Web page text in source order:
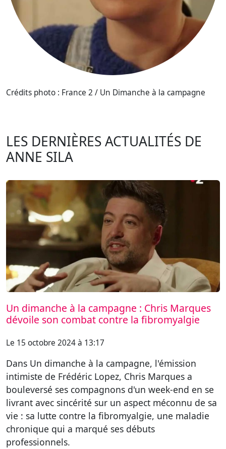
Crédits photo : France 2 / Un Dimanche à la campagne
LES DERNIÈRES ACTUALITÉS DE
ANNE SILA
Un dimanche à la campagne : Chris Marques
dévoile son combat contre la fibromyalgie
Le 15 octobre 2024 à 13:17
Dans Un dimanche à la campagne, l'émission
intimiste de Frédéric Lopez, Chris Marques a
bouleversé ses compagnons d'un week-end en se
livrant avec sincérité sur un aspect méconnu de sa
vie : sa lutte contre la fibromyalgie, une maladie
chronique qui a marqué ses débuts
professionnels.